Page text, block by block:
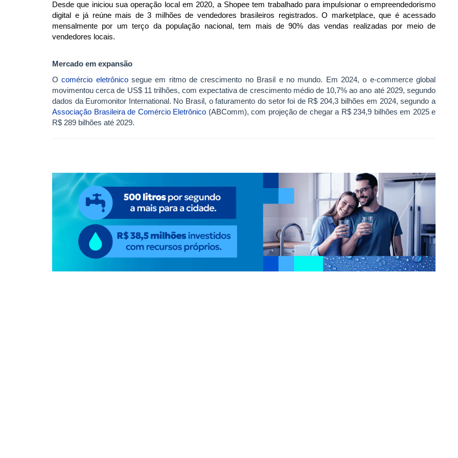
Desde que iniciou sua operação local em 2020, a Shopee tem trabalhado para impulsionar o empreendedorismo
digital e já reúne mais de 3 milhões de vendedores brasileiros registrados. O marketplace, que é acessado
mensalmente por um terço da população nacional, tem mais de 90% das vendas realizadas por meio de
vendedores locais.
Mercado em expansão
Ocomércio eletrônicosegue em ritmo de crescimento no Brasil e no mundo. Em 2024, o e-commerce global
movimentou cerca de US$ 11 trilhões, com expectativa de crescimento médio de 10,7% ao ano até 2029, segundo
dados da Euromonitor International. No Brasil, o faturamento do setor foi de R$ 204,3 bilhões em 2024, segundo a
Associação Brasileira de Comércio Eletrônico (ABComm), com projeção de chegar a R$ 234,9 bilhões em 2025 e
R$ 289 bilhões até 2029.